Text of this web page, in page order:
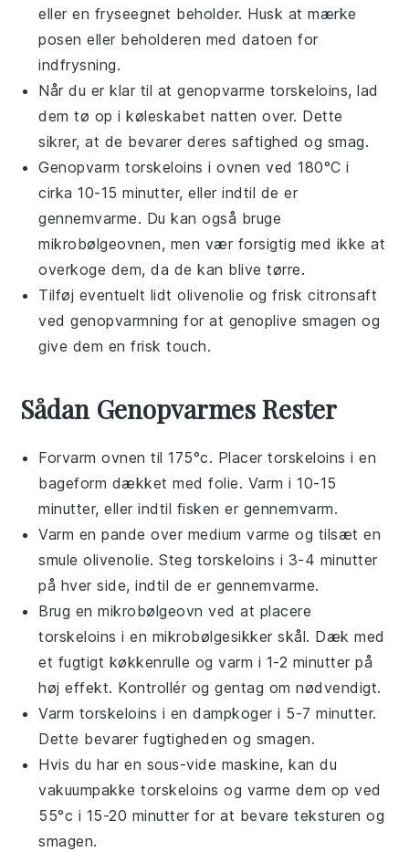
eller en fryseegnet beholder. Husk at mærke
posen eller beholderen med datoen for
indfrysning.
Når du er klar til at genopvarme torskeloins, lad
dem tø op i køleskabet natten over. Dette
sikrer, at de bevarer deres saftighed og smag.
Genopvarmtorskeloins i ovnen ved 180°C i
cirka 10-15 minutter, eller indtil de er
gennemvarme. Du kan også bruge
mikrobølgeovnen, men vær forsigtig med ikke at
overkoge dem, da de kan blive tørre.
Tilføj eventuelt lidtolivenolie og friskcitronsaft
ved genopvarmning for at genoplive smagen og
give dem en frisk touch.
Sådan Genopvarmes Rester
Forvarm ovnen til 175°c. Placertorskeloins i en
bageform dækket med folie. Varm i 10-15
minutter, eller indtil fisken er gennemvarm.
Varm en pande over medium varme og tilsæt en
smuleolivenolie. Steg torskeloins i 3-4 minutter
på hver side, indtil de er gennemvarme.
Brug en mikrobølgeovn ved at placere
torskeloins i en mikrobølgesikker skål. Dæk med
et fugtigt køkkenrulle og varm i 1-2 minutter på
høj effekt. Kontrollér og gentag om nødvendigt.
Varm torskeloins i en dampkoger i 5-7 minutter.
Dette bevarer fugtigheden og smagen.
Hvis du har en sous-vide maskine, kan du
vakuumpakketorskeloins og varme dem op ved
55°c i 15-20 minutter for at bevare teksturen og
smagen.